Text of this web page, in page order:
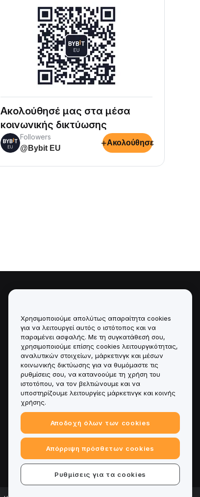
Ακολούθησέ μας στα μέσα
κοινωνικής δικτύωσης
Followers
@Bybit EU
+Ακολούθησε
Πολιτική σύγκρουσης
συμφερόντων
Σύνοψη της Πολιτικής
Θεματοφυλακής και
Διαχείρισης
Πληροφορίες ESG
Crypto-Asset White Papers
Χρησιμοποιούμε απολύτως απαραίτητα cookies
για να λειτουργεί αυτός ο ιστότοπος και να
παραμένει ασφαλής. Με τη συγκατάθεσή σου,
χρησιμοποιούμε επίσης cookies λειτουργικότητας,
αναλυτικών στοιχείων, μάρκετινγκ και μέσων
κοινωνικής δικτύωσης για να θυμόμαστε τις
ρυθμίσεις σου, να κατανοούμε τη χρήση του
ιστοτόπου, να τον βελτιώνουμε και να
υποστηρίζουμε λειτουργίες μάρκετινγκ και κοινής
χρήσης.
Αποδοχή όλων των cookies
Απόρριψη πρόσθετων cookies
Ρυθμίσεις για τα cookies